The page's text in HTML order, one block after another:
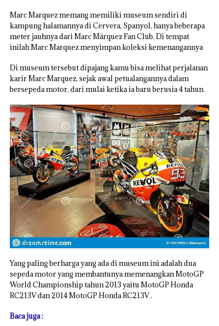
Marc Marquez memang memiliki museum sendiri di
kampung halamannya di Cervera, Spanyol, hanya beberapa
meter jauhnya dari Marc Márquez Fan Club. Di tempat
inilah Marc Marquez menyimpan koleksi kemenangannya
Di museum tersebut dipajang kamu bisa melihat perjalanan
karir Marc Marquez, sejak awal petualangannya dalam
bersepeda motor, dari mulai ketika ia baru berusia 4 tahun.
Yang paling berharga yang ada di museum ini adalah dua
sepeda motor yang membantunya memenangkan MotoGP
World Championship tahun 2013 yaitu MotoGP Honda
RC213V dan 2014 MotoGP Honda RC213V .
Baca juga :